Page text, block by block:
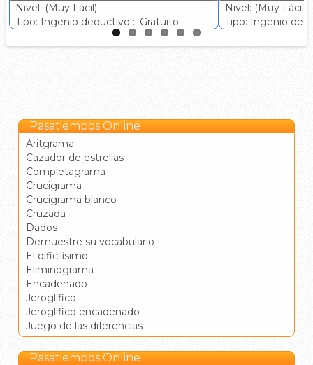
Nivel: (Muy Fácil)
Tipo: Ingenio deductivo :: Gratuito
Nivel: (Muy Fácil)
Tipo: Ingenio
Pasatiempos Online
Aritgrama
Cazador de estrellas
Completagrama
Crucigrama
Crucigrama blanco
Cruzada
Dados
Demuestre su vocabulario
El dificilísimo
Eliminograma
Encadenado
Jeroglífico
Jeroglífico encadenado
Juego de las diferencias
Pasatiempos Online